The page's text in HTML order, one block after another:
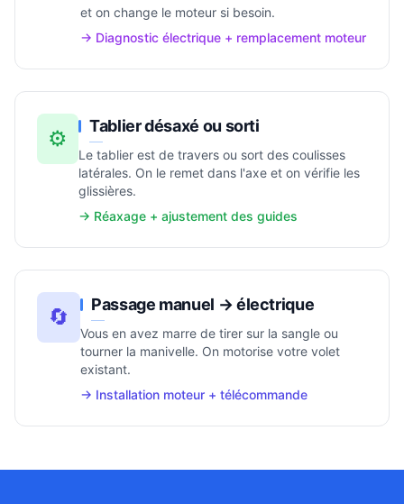
et on change le moteur si besoin.
→ Diagnostic électrique + remplacement moteur
⚙️ Tablier désaxé ou sorti
Le tablier est de travers ou sort des coulisses
latérales. On le remet dans l'axe et on vérifie les
glissières.
→ Réaxage + ajustement des guides
🔄 Passage manuel → électrique
Vous en avez marre de tirer sur la sangle ou
tourner la manivelle. On motorise votre volet
existant.
→ Installation moteur + télécommande